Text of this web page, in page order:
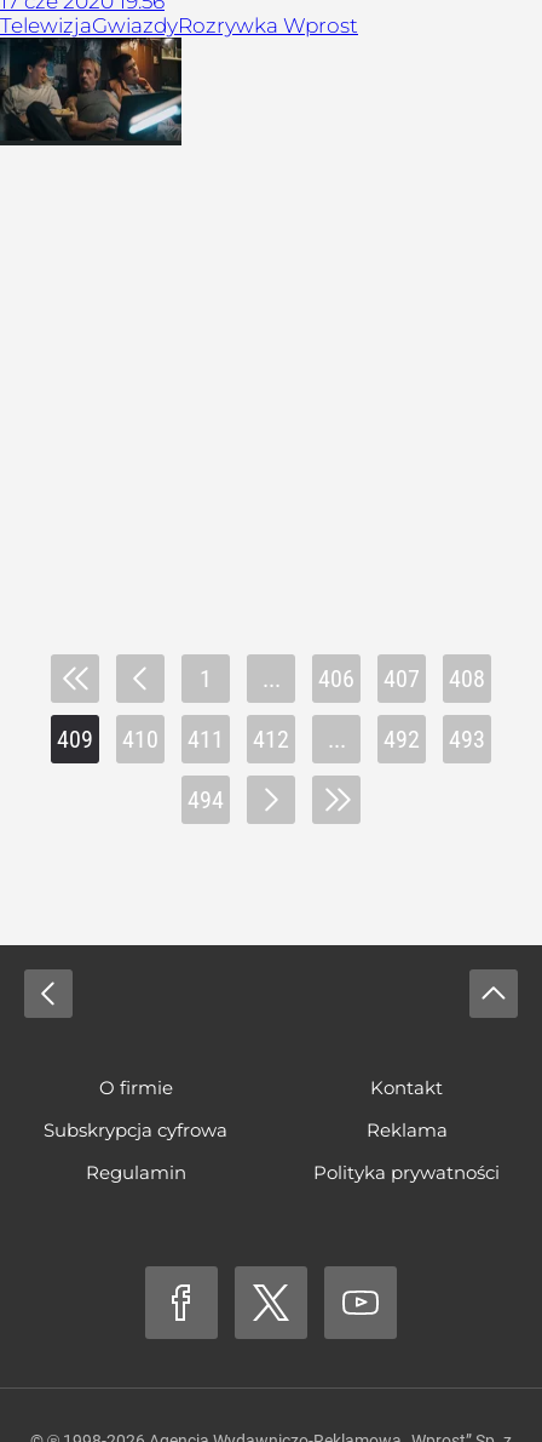
TelewizjaGwiazdyRozrywka Wprost
1 ... 406 407 408
409 410 411 412 ... 492 493
494
O firmie
Kontakt
Subskrypcja cyfrowa
Reklama
Regulamin
Polityka prywatności